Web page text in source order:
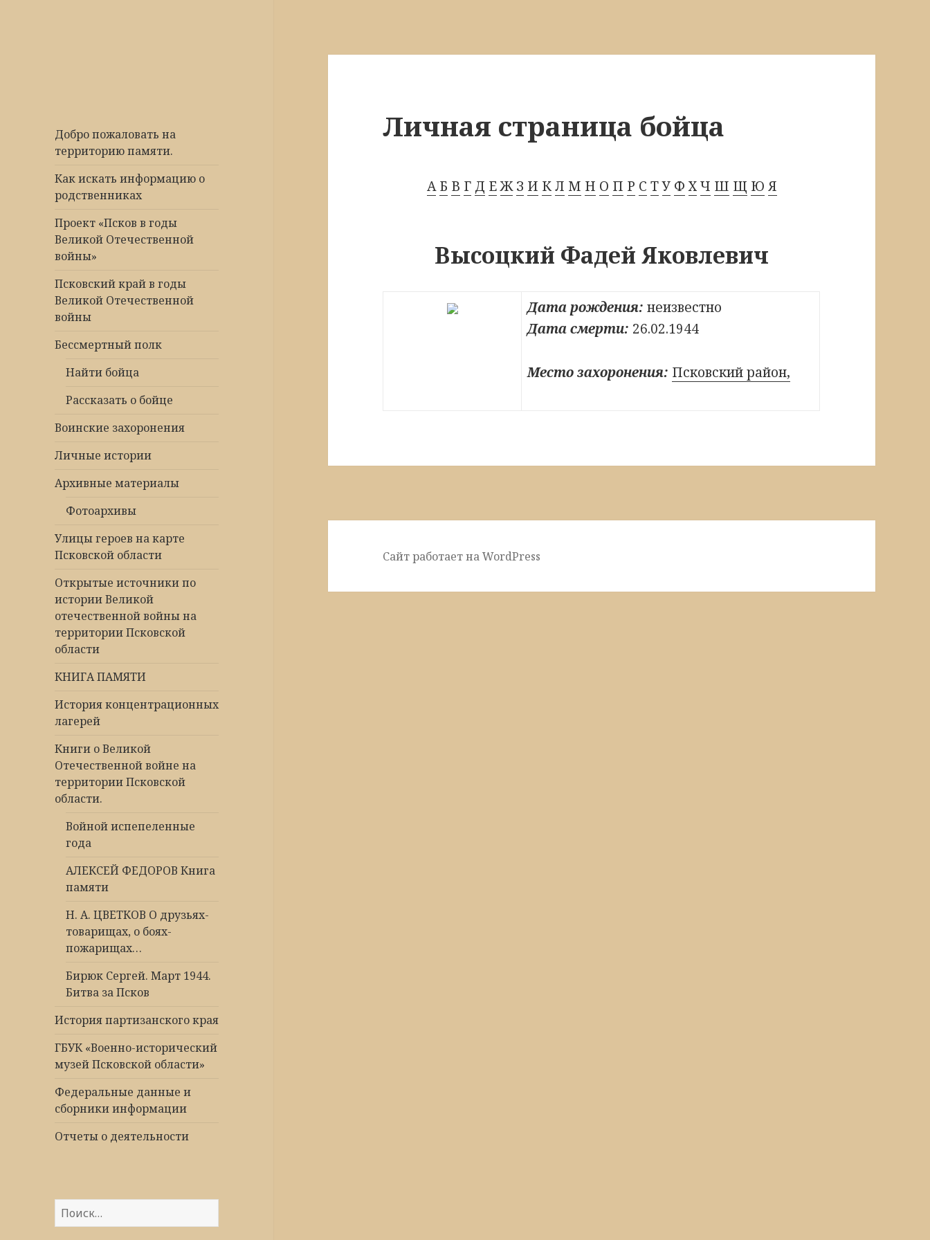
Добро пожаловать на
территорию памяти.
Как искать информацию о
родственниках
Проект «Псков в годы
Великой Отечественной
войны»
Псковский край в годы
Великой Отечественной
войны
Бессмертный полк
Найти бойца
Рассказать о бойце
Воинские захоронения
Личные истории
Архивные материалы
Фотоархивы
Улицы героев на карте
Псковской области
Открытые источники по
истории Великой
отечественной войны на
территории Псковской
области
КНИГА ПАМЯТИ
История концентрационных
лагерей
Книги о Великой
Отечественной войне на
территории Псковской
области.
Войной испепеленные
года
АЛЕКСЕЙ ФЕДОРОВ Книга
памяти
Н. А. ЦВЕТКОВ О друзьях-
товарищах, о боях-
пожарищах…
Бирюк Сергей. Март 1944.
Битва за Псков
История партизанского края
ГБУК «Военно-исторический
музей Псковской области»
Федеральные данные и
сборники информации
Отчеты о деятельности
Найти:
Личная страница бойца
А Б В Г Д ЕЖ З И К Л М Н О П Р С ТУ Ф Х Ч Ш Щ Ю Я
Высоцкий Фадей Яковлевич
Дата рождения: неизвестно
Дата смерти: 26.02.1944
Место захоронения: Псковский район,
Сайт работает на WordPress